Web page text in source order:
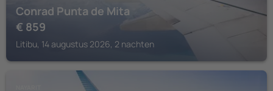
Conrad Punta de Mita
€ 859
Litibu, 14 augustus 2026, 2 nachten